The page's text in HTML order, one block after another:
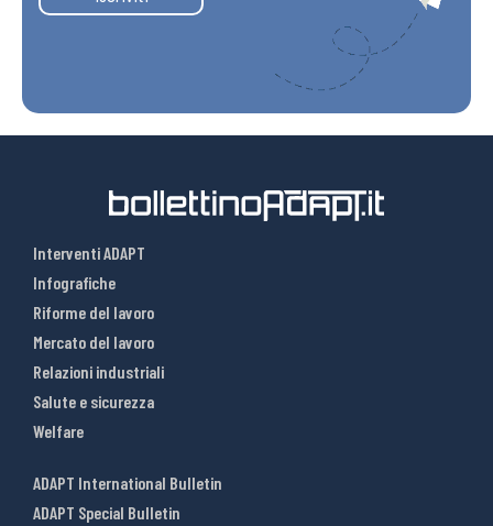
Interventi ADAPT
Infografiche
Riforme del lavoro
Mercato del lavoro
Relazioni industriali
Salute e sicurezza
Welfare
ADAPT International Bulletin
ADAPT Special Bulletin